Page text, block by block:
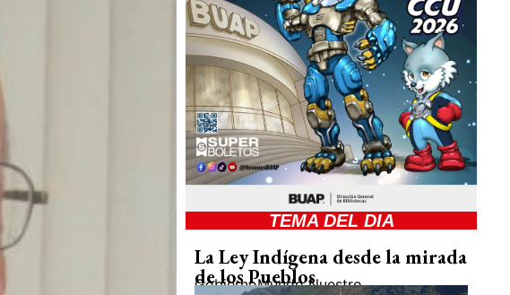
TEMA DEL DIA
La Ley Indígena desde la mirada
de los Pueblos
GobiernoMundo Nuestro